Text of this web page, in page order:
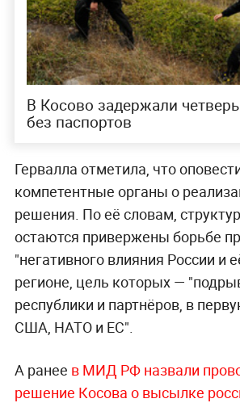
В Косово задержали
без паспортов
Гервалла отметила, что
компетентные органы о
решения. По её словам,
остаются привержены борьбе
"негативного влияния России и
регионе, цель которых —
республики и партнёров, в
США, НАТО и ЕС".
А ранее в МИД РФ назвали
решение Косова о высылке